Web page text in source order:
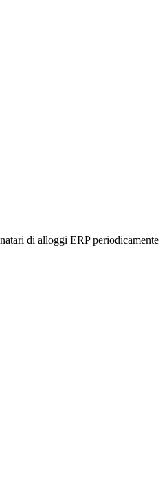
di alloggi ERP periodicamente